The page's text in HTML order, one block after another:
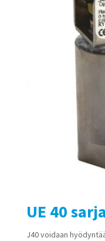
UE 40
J40 voidaan